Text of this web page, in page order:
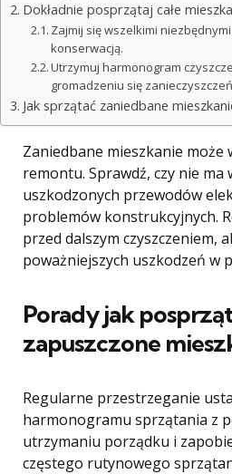
Dokładnie posprzątaj całe
Zajmij się wszelkimi
konserwacją.
Utrzymuj harmonogram
gromadzeniu się
Jak sprzątać zaniedbane
Zaniedbane mieszkanie może
remontu. Sprawdź, czy nie ma
uszkodzonych przewodów
problemów konstrukcyjnych.
przed dalszym czyszczeniem,
poważniejszych uszkodzeń w
Porady jak
zapuszczone
Regularne przestrzeganie
harmonogramu sprzątania z
utrzymaniu porządku i
częstego rutynowego